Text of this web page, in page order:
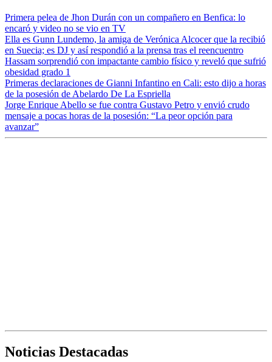
Primera pelea de Jhon Durán con un compañero en Benfica: lo
encaró y video no se vio en TV
Ella es Gunn Lundemo, la amiga de Verónica Alcocer que la recibió
en Suecia; es DJ y así respondió a la prensa tras el reencuentro
Hassam sorprendió con impactante cambio físico y reveló que sufrió
obesidad grado 1
Primeras declaraciones de Gianni Infantino en Cali: esto dijo a horas
de la posesión de Abelardo De La Espriella
Jorge Enrique Abello se fue contra Gustavo Petro y envió crudo
mensaje a pocas horas de la posesión: “La peor opción para
avanzar”
Noticias Destacadas